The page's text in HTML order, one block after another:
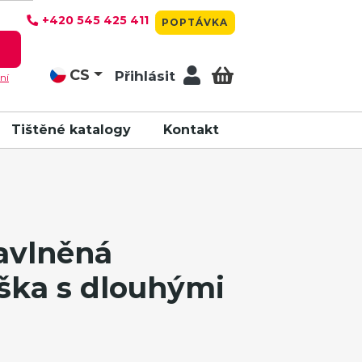
+420 545 425 411 POPTÁVKA
CS Přihlásit
Tištěné katalogy Kontakt
s dlouhými